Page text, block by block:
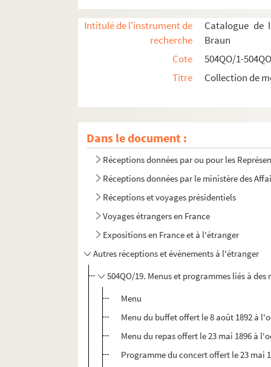
Intitulé de l'instrument de
recherche
Catalogue de
Braun
Cote
504QO/1-
Titre
Collection de
Dans le document :
Réceptions données par ou pour les
Réceptions données par le ministère des
Réceptions et voyages présidentiels
Voyages étrangers en France
Expositions en France et à l'étranger
Autres réceptions et évènements à l'étranger
504QO/19. Menus et programmes liés à
Menu
Menu du buffet offert le 8 août 1892 à
Menu du repas offert le 23 mai 1896 à
Programme du concert offert le 23 mai